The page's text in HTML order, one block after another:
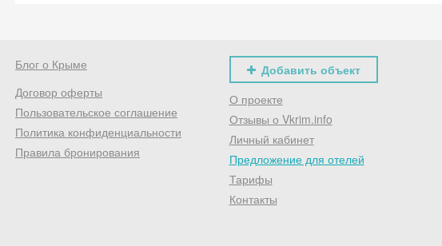
Блог о Крыме
Договор оферты
Пользовательское соглашение
Политика конфиденциальности
Правила бронирования
Добавить объект
О проекте
Отзывы о Vkrim.info
Личный кабинет
Предложение для отелей
Тарифы
Контакты